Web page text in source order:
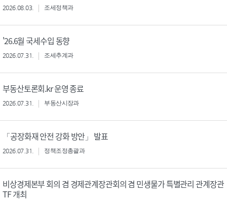
2026.08.03. 조세정책과
'26.6월 국세수입 동향
2026.07.31. 조세추계과
부동산토론회.kr 운영 종료
2026.07.31. 부동산시장과
「공장화재 안전 강화 방안」 발표
2026.07.31. 정책조정총괄과
비상경제본부 회의 겸 경제관계장관회의 겸 민생물가 특별관리 관계장관
TF 개최